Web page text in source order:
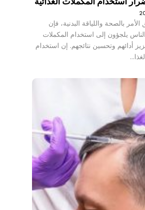
الأمر بالصحة واللياقة البدنية، فإن
يلجؤون إلى استخدام المكملات
أدائهم وتحسين نتائجهم. إن استخدام